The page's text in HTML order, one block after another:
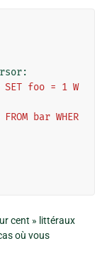
:
SET foo = 1 W
bar WHER
cent » littéraux
où vous